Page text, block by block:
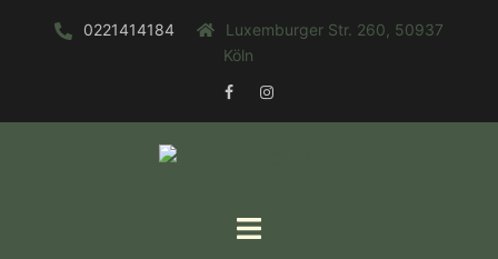
0221414184
Luxemburger Str. 260, 50937
Köln
FACEBOOKINSTAGRAM
Toggle